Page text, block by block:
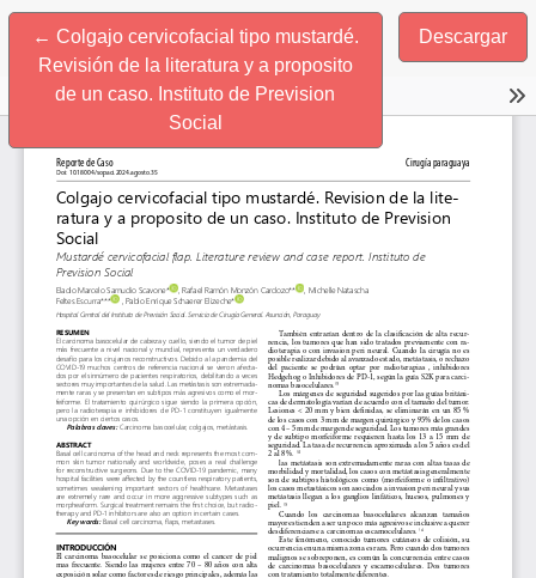
← Volver a los detalles del artículo
Colgajo cervicofacial tipo mustardé.
Revisión de la literatura y a proposito
de un caso. Instituto de Prevision
Social
Descargar